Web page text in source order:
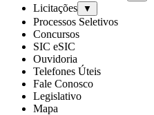
Licitações ▼
Processos Seletivos
Concursos
SIC eSIC
Ouvidoria
Telefones Úteis
Fale Conosco
Legislativo
Mapa